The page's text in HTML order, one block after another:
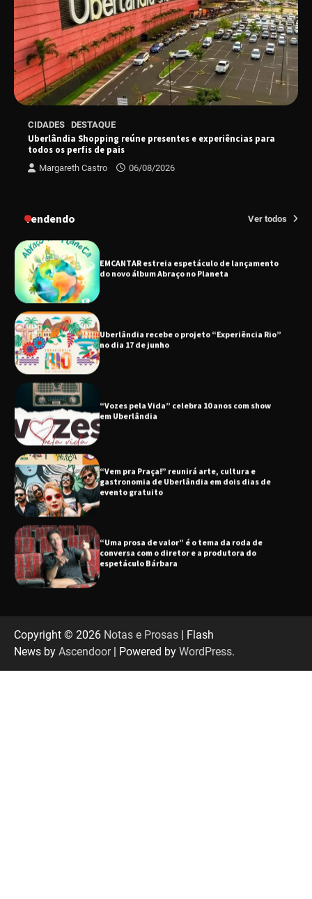
CIDADES DESTAQUE
Uberlândia Shopping reúne presentes e experiências para
todos os perfis de pais
Margareth Castro 06/08/2026
Tendendo Ver todos
“Tom na Fazenda” retorna à Uberlândia após
sucesso absoluto em 2025
Senac em Uberlândia oferece curso gratuito
de Tricologia e Terapia Capilar
EMCANTAR estreia espetáculo de lançamento
do novo álbum Abraço no Planeta
Uberlândia recebe o projeto “Experiência Rio”
no dia 17 de junho
“Vozes pela Vida” celebra 10 anos com show
em Uberlândia
“Vem pra Praça!” reunirá arte, cultura e
gastronomia de Uberlândia em dois dias de
evento gratuito
“Uma prosa de valor” é o tema da roda de
conversa com o diretor e a produtora do
espetáculo Bárbara
sucesso absoluto em 2025
Copyright © 2026 Notas e Prosas | Flash
News by Ascendoor| Powered by WordPress.